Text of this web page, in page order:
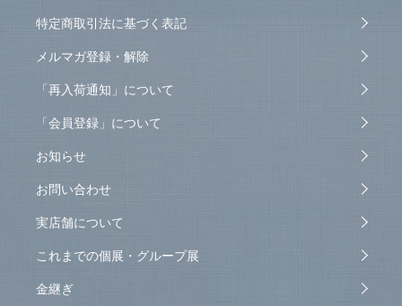
特定商取引法に基づく表記
メルマガ登録・解除
「再入荷通知」について
「会員登録」について
お知らせ
お問い合わせ
実店舗について
これまでの個展・グループ展
金継ぎ